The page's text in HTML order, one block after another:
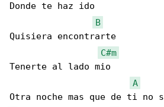
Donde te haz ido
B
Quisiera encontrarte
C#m
Tenerte al lado mio
A